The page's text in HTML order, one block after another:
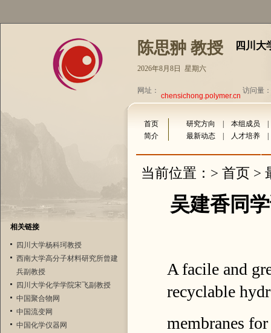
陈思翀 教授 四川大
2026年8月8日 星期六
网址： chensichong.polymer.cn 访问量
相关链接
四川大学杨科珂教授
西南大学高分子材料研究所曾建
兵副教授
四川大学化学学院宋飞副教授
中国聚合物网
中国流变网
中国化学仪器网
首页 研究方向 本组成员
简介
最新动态 人才培养
当前位置：> 首页 >
吴建香同
A facile and
recyclable
membranes